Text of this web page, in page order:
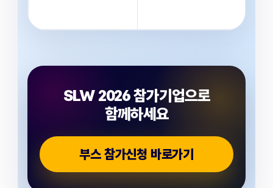
SLW 2026 참가기업으로
함께하세요
부스 참가신청 바로가기